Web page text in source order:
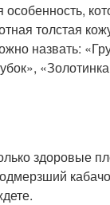
толстая
назвать:
здоровые